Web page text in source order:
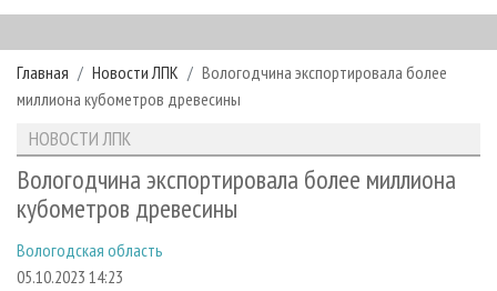
ГЛАВНАЯ
РУБРИКИ И ТЕМЫ
РУБРИКИ ЖУРНАЛА
ЛЕСОЗАГОТОВКА
ЛЕСОПИЛЕНИЕ
СУШКА ДРЕВЕСИНЫ
НОВОСТИ
НОВОСТИ ЛПК
НОВОСТИ ЖУРНАЛА
ПРОЕКТЫ ЛПИ
АНАЛИТИКА
ПРЕДПРИЯТИЯ ЛПК
ПЕРСОНЫ
АРХИВ ЖУРНАЛОВ
О ЖУРНАЛЕ
ПОДПИСКА
КОНТАКТЫ
РЕКЛАМОДАТЕЛЯМ
РЕКЛАМА
Главная Новости ЛПК
Вологодчина экспортировала более
миллиона кубометров древесины
НОВОСТИ ЛПК
Вологодчина экспортировала более миллиона
кубометров древесины
Вологодская область
05.10.2023 14:23